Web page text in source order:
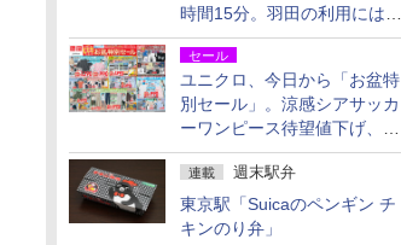
時間15分。羽田の利用には
「空港西出口」の利用検討を
セール
ユニクロ、今日から「お盆特
別セール」。涼感シアサッカ
ーワンピース待望値下げ、撥
水ギアショーツは1990円に
連載 週末駅弁
東京駅「Suicaのペンギン チ
キンのり弁」